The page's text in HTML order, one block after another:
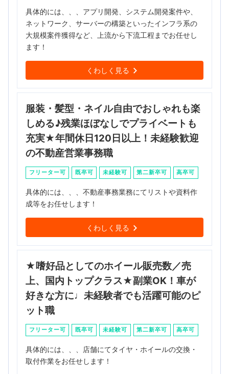
具体的には、、、アプリ開発、システム開発案件や、
ネットワーク、サーバーの構築といったインフラ系の
大規模案件獲得など、上流から下流工程までお任せし
ます！
くわしく見る
服装・髪型・ネイル自由でおしゃれも楽
しめる♪残業ほぼなしでプライベートも
充実★年間休日120日以上！未経験歓迎
の不動産営業事務職
フリーター可 既卒可 未経験可 第二新卒可 高卒可
具体的には、、、不動産事務業務にてリストや資料作
成等をお任せします！
くわしく見る
★嗜好品としてのホイール販売数／売
上、国内トップクラス★副業OK！車が
好きな方に♩未経験者でも活躍可能のピ
ット職
フリーター可 既卒可 未経験可 第二新卒可 高卒可
具体的には、、、店舗にてタイヤ・ホイールの交換・
取付作業をお任せします！